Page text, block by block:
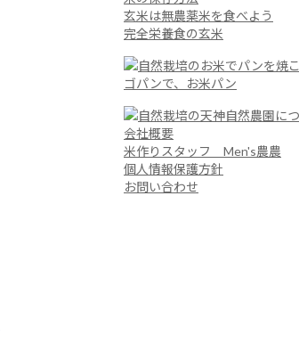
玄米は無農薬米を食べよう
完全栄養食の玄米
ゴパンで、お米パン
会社概要
米作りスタッフ Men's農農
個人情報保護方針
お問い合わせ